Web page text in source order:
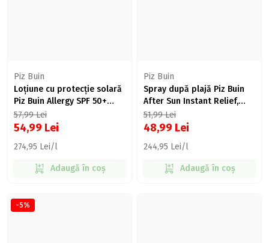
Piz Buin
Loțiune cu protecție solară
Piz Buin Allergy SPF 50+
pentru piele sensibilă,
200ml
57,99Lei
54,99 Lei
274,95 Lei/l
Adaugă în coș
Piz Buin
Spray după plajă Piz Buin
After Sun Instant Relief,
200ml
51,99Lei
48,99 Lei
244,95 Lei/l
Adaugă în coș
-5%